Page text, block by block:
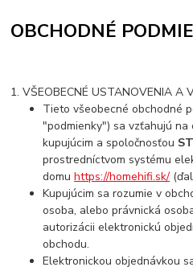
OBCHODNÉ
1. VŠEOBECNÉ USTANOVENIA A
Tieto všeobecné obchodné
"podmienky") sa vzťahujú na
kupujúcim a spoločnosťou
prostredníctvom systému
domuhttps://homehifi.sk/
Kupujúcim sa rozumie v
osoba, alebo právnická
autorizácii elektronickú
obchodu.
Elektronickou objednávkou